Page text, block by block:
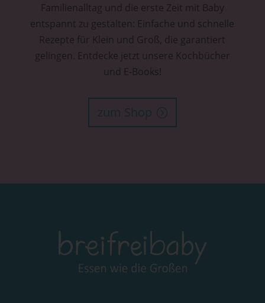
Familienalltag und die erste Zeit mit Baby
entspannt zu gestalten: Einfache und schnelle
Rezepte für Klein und Groß, die garantiert
gelingen. Entdecke jetzt unsere Kochbücher
und E-Books!
zum Shop